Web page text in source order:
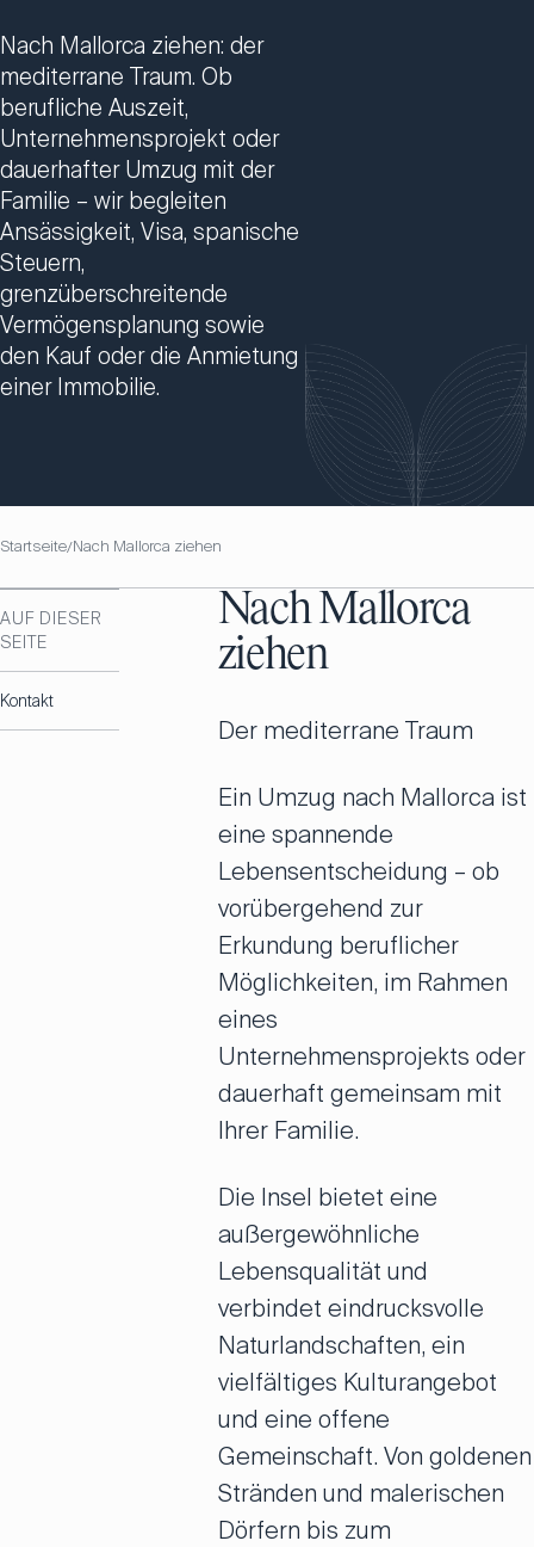
Nach Mallorca ziehen: der
mediterrane Traum. Ob
berufliche Auszeit,
Unternehmensprojekt oder
dauerhafter Umzug mit der
Familie – wir begleiten
Ansässigkeit, Visa, spanische
Steuern,
grenzüberschreitende
Vermögensplanung sowie
den Kauf oder die Anmietung
einer Immobilie.
Startseite/Nach Mallorca ziehen
AUF DIESER
SEITE
Kontakt
Nach Mallorca
ziehen
Der mediterrane Traum
Ein Umzug nach Mallorca ist
eine spannende
Lebensentscheidung – ob
vorübergehend zur
Erkundung beruflicher
Möglichkeiten, im Rahmen
eines
Unternehmensprojekts oder
dauerhaft gemeinsam mit
Ihrer Familie.
Die Insel bietet eine
außergewöhnliche
Lebensqualität und
verbindet eindrucksvolle
Naturlandschaften, ein
vielfältiges Kulturangebot
und eine offene
Gemeinschaft. Von goldenen
Stränden und malerischen
Dörfern bis zum